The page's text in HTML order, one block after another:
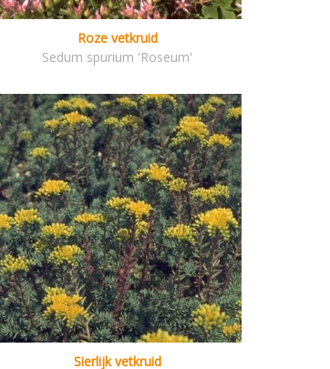
Roze vetkruid
Sedum spurium 'Roseum'
Sierlijk vetkruid